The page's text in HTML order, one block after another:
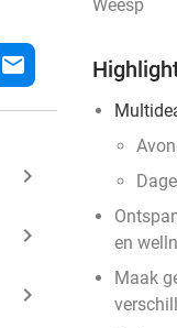
mail
keyboard_arrow_right
keyboard_arrow_right
keyboard_arrow_right
Weesp
en
Maak